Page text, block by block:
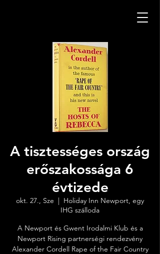
A tisztességes ország
erőszakossága 6
évtizede
okt. 27., Sze
  |
Holiday Inn Newport, egy
IHG szálloda
A Newport és Gwent Irodalmi Klub és a
Newport Rising partnerségi rendezvény
Alexander Cordell Rape of the Fair Country